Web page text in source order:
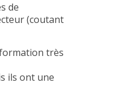
de
(coutant
très
ils ont une